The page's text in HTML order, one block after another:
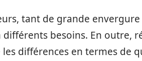
tant de grande envergure
différents besoins. En outre,
différences en termes de